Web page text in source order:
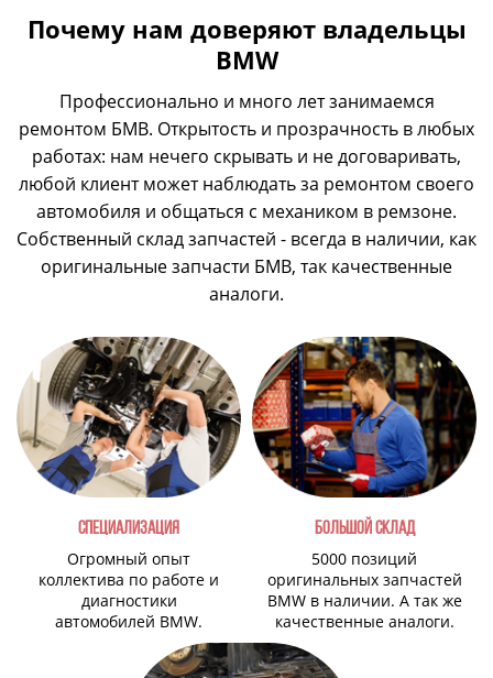
Почему нам доверяют владельцы
BMW
Профессионально и много лет занимаемся
ремонтом БМВ. Открытость и прозрачность в любых
работах: нам нечего скрывать и не договаривать,
любой клиент может наблюдать за ремонтом своего
автомобиля и общаться с механиком в ремзоне.
Собственный склад запчастей - всегда в наличии, как
оригинальные запчасти БМВ, так качественные
аналоги.
СПЕЦИАЛИЗАЦИЯ
Огромный опыт
коллектива по работе и
диагностики
автомобилей BMW.
БОЛЬШОЙ СКЛАД
5000 позиций
оригинальных запчастей
BMW в наличии. А так же
качественные аналоги.